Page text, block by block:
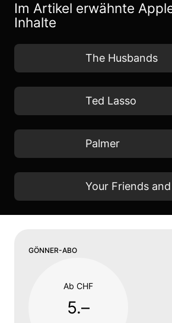
Im Artikel erwähnte
Inhalte
The Husbands
Ted Lasso
Palmer
Your Friends
GÖNNER-ABO
Ab CHF
5.–